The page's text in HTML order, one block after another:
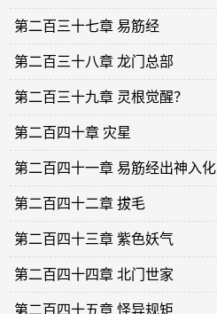
第二百三十七章 易筋经
第二百三十八章 龙门总部
第二百三十九章 灵根觉醒？
第二百四十章 灾星
第二百四十一章 易筋经出神入化
第二百四十二章 拔毛
第二百四十三章 紫色妖气
第二百四十四章 北门世家
第二百四十五章 怪异规矩